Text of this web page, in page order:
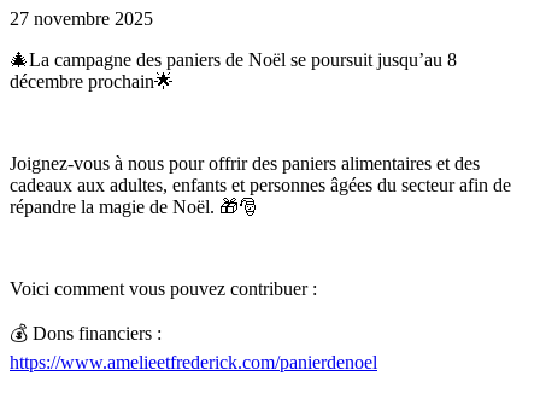
27 novembre 2025
🎄La campagne des paniers de Noël se poursuit jusqu’au 8
décembre prochain🌟
Joignez-vous à nous pour offrir des paniers alimentaires et des
cadeaux aux adultes, enfants et personnes âgées du secteur afin de
répandre la magie de Noël. 🎁🎅
Voici comment vous pouvez contribuer :
💰 Dons financiers :
https://www.amelieetfrederick.com/panierdenoel